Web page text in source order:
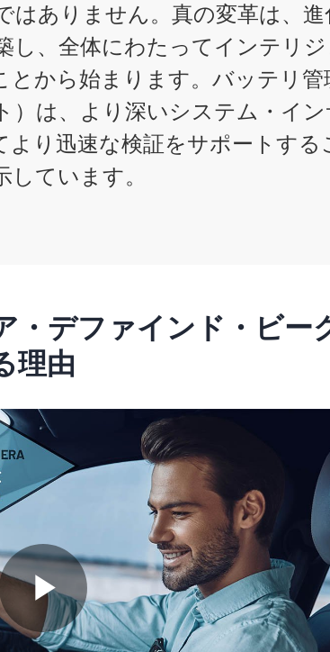
y
V
d
e
o
はありません。真の変革は、進
し、全体にわたってインテリジ
とから始まります。バッテリ管
）は、より深いシステム・イン
り迅速な検証をサポートする
ています。
・デファインド・ビー
理由
P